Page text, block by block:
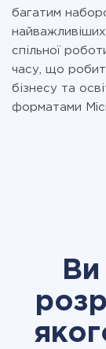
багатим
спільної
часу, що
бізнесу та
форматами